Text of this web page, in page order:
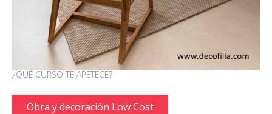
¿QUÉ CURSO TE APETECE?
Obra y decoración Low Cost